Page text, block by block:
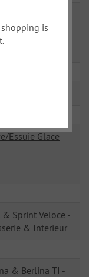
Essuie Glace
& Sprint Veloce -
& Interieur
& Berlina TI -
is